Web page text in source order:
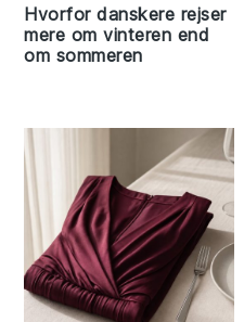
Hvorfor danskere rejser
mere om vinteren end
om sommeren